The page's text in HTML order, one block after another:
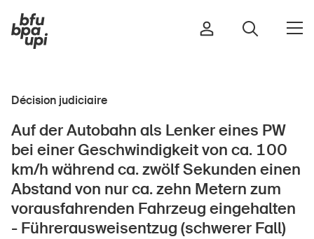
Sport et activité physique
Bâtiments et installations
Décision judiciaire
Auf der Autobahn als Lenker eines PW
bei einer Geschwindigkeit von ca. 100
km/h während ca. zwölf Sekunden einen
Abstand von nur ca. zehn Metern zum
vorausfahrenden Fahrzeug eingehalten
- Führerausweisentzug (schwerer Fall)